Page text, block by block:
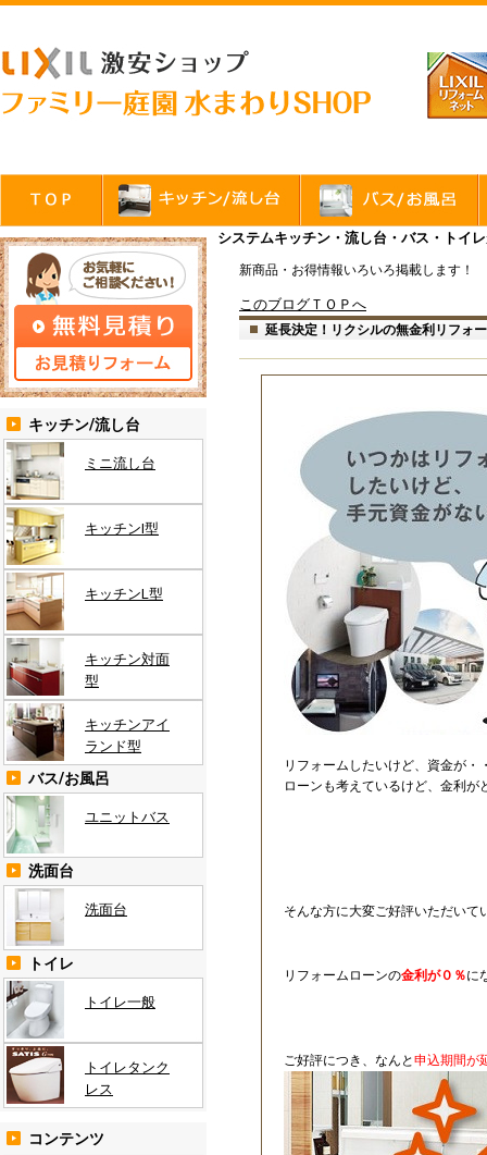
システムキッチン・流し台・バス・ト
新商品・お得情報いろいろ掲載します！
このブログＴＯＰへ
延長決定！リクシルの無金利リフォ
リフォームしたいけど、資金が・
ローンも考えているけど、金利が
そんな方に大変ご好評いただい
リフォームローンの金利が０％に
ご好評につき、なんと申込期間が
キッチン/流し台
ミニ流し台
キッチンI型
キッチンL型
キッチン対面
型
キッチンアイ
ランド型
バス/お風呂
ユニットバス
洗面台
洗面台
トイレ
トイレ一般
トイレタンク
レス
コンテンツ